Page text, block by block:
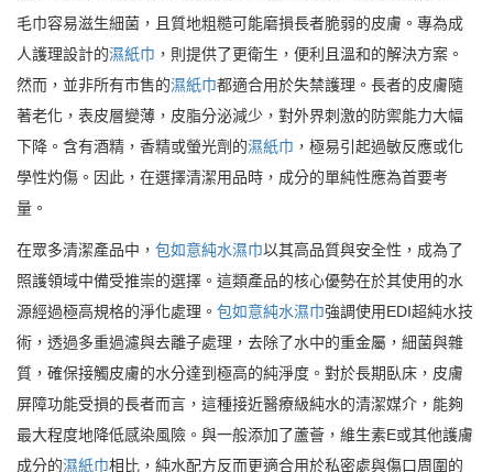
毛巾容易滋生細菌，且質地粗糙可能磨損長者脆弱的皮膚。專為成
人護理設計的濕紙巾 ，則提供了更衛生，便利且溫和的解決方案。
然而，並非所有市售的濕紙巾都適合用於失禁護理。長者的皮膚隨
著老化，表皮層變薄，皮脂分泌減少，對外界刺激的防禦能力大幅
下降。含有酒精，香精或螢光劑的濕紙巾 ，極易引起過敏反應或化
學性灼傷。因此，在選擇清潔用品時，成分的單純性應為首要考
量。
在眾多清潔產品中， 包如意純水濕巾以其高品質與安全性，成為了
照護領域中備受推崇的選擇。這類產品的核心優勢在於其使用的水
源經過極高規格的淨化處理。 包如意純水濕巾強調使用EDI超純水技
術，透過多重過濾與去離子處理，去除了水中的重金屬，細菌與雜
質，確保接觸皮膚的水分達到極高的純淨度。對於長期臥床，皮膚
屏障功能受損的長者而言，這種接近醫療級純水的清潔媒介，能夠
最大程度地降低感染風險。與一般添加了蘆薈，維生素E或其他護膚
成分的濕紙巾相比，純水配方反而更適合用於私密處與傷口周圍的